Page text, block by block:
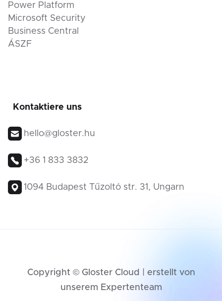
Power Platform
Microsoft Security
Business Central
ÁSZF
Kontaktiere uns
hello@gloster.hu
+36 1 833 3832
1094 Budapest Tűzoltó str. 31, Ungarn
Copyright © Gloster Cloud | erstellt von
unserem Expertenteam